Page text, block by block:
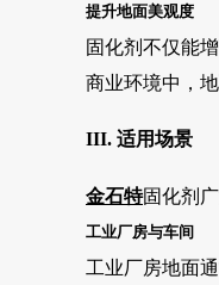
提升地面美观度
固化剂不仅能
商业环境中，
III. 适用场景
金石特固化剂
工业厂房与车间
工业厂房地面